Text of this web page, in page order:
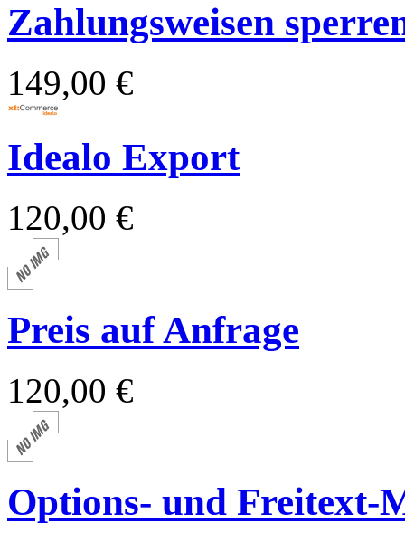
Zahlungsweisen
149,00 €
Idealo Export
120,00 €
Preis auf Anfrage
120,00 €
Options- und Freitext-